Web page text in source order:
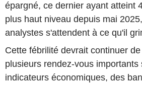
épargné, ce dernier ayant atteint
plus haut niveau depuis mai
analystes s'attendent à ce qu'il
Cette fébrilité devrait continuer
plusieurs rendez-vous importants
indicateurs économiques, des